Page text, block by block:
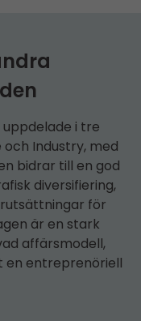
uppdelade i tre
Industry, med
bidrar till en god
diversifiering,
för
är en stark
affärsmodell,
en entreprenöriell